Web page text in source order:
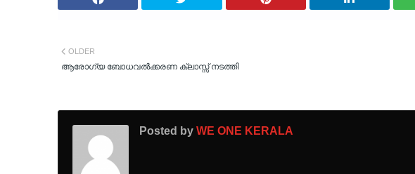
OLDER
ആരോഗ്യ ബോധവൽക്കരണ ക്ലാസ്സ്‌ നടത്തി
Posted by WE ONE KERALA